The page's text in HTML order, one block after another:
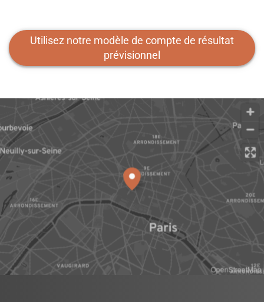
Utilisez notre modèle de compte de résultat
prévisionnel
OpenStreetMap